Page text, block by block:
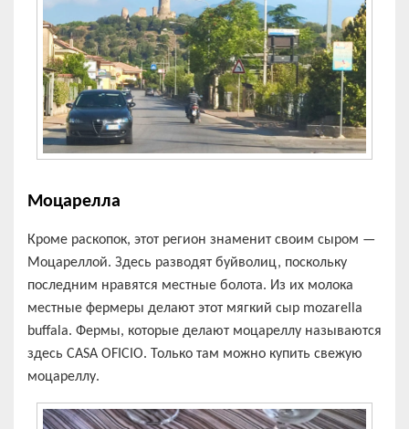
Моцарелла
Кроме раскопок, этот регион знаменит своим сыром —
Моцареллой. Здесь разводят буйволиц, поскольку
последним нравятся местные болота. Из их молока
местные фермеры делают этот мягкий сыр mozarella
buffala. Фермы, которые делают моцареллу называются
здесь CASA OFICIO. Только там можно купить свежую
моцареллу.